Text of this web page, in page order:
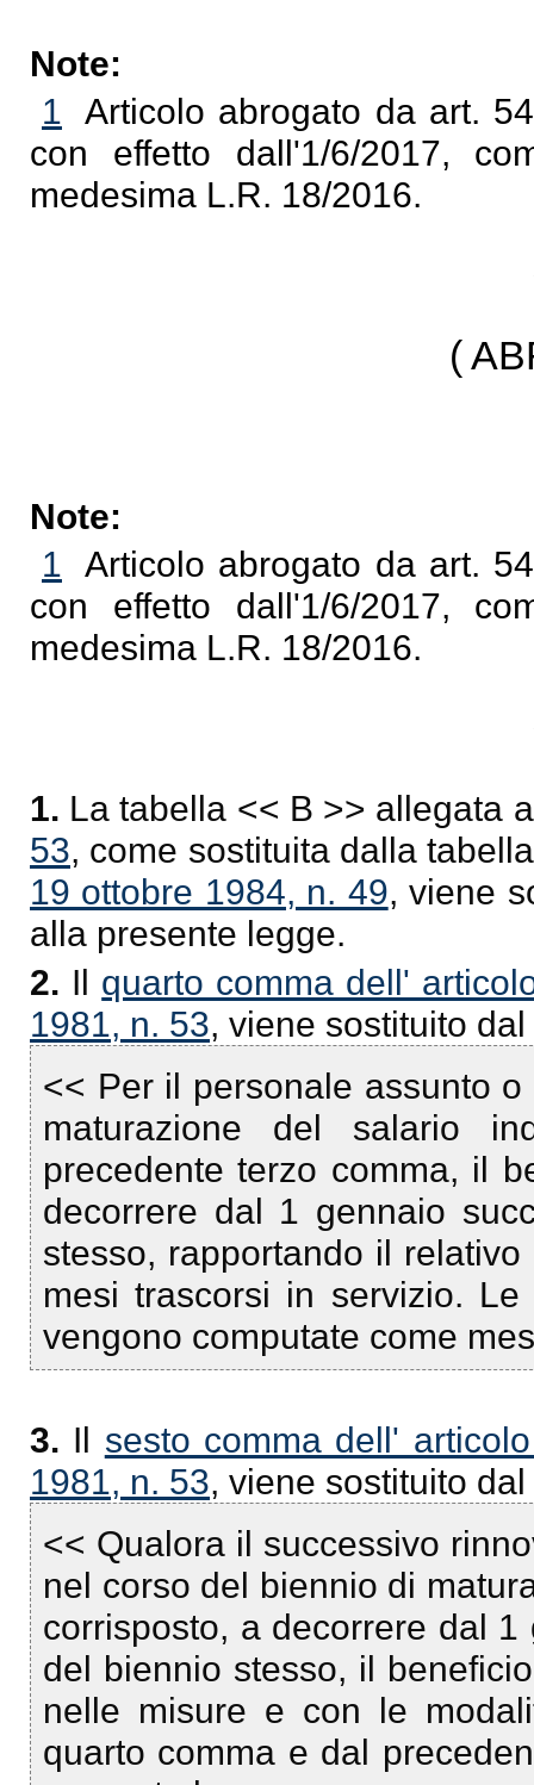
Note:
1 Articolo abrogato da art.
con effetto dall'1/6/2017,
medesima L.R. 18/2016.
(
Note:
1 Articolo abrogato da art.
con effetto dall'1/6/2017,
medesima L.R. 18/2016.
1. La tabella << B >> allegata
53, come sostituita dalla
19 ottobre 1984, n. 49, viene
alla presente legge.
2. Il quarto comma dell'
1981, n. 53, viene sostituito
<< Per il personale assunto
maturazione del salario
precedente terzo comma, il
decorrere dal 1 gennaio
stesso, rapportando il
mesi trascorsi in servizio.
vengono computate come
3. Il sesto comma dell'
1981, n. 53, viene sostituito
<< Qualora il successivo
nel corso del biennio di
corrisposto, a decorrere dal
del biennio stesso, il
nelle misure e con le
quarto comma e dal